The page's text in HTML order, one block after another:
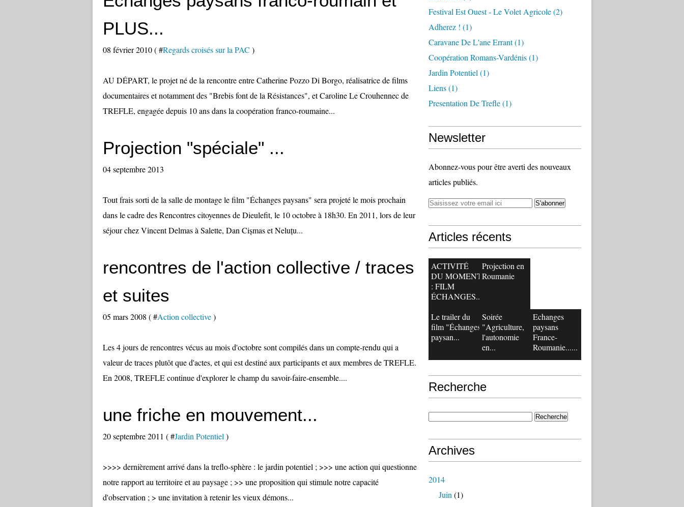
PLUS...
08 février 2010 ( #Regards croisés sur la PAC )
AU DÉPART, le projet né de la rencontre entre Catherine Pozzo Di Borgo, réalisatrice de films
documentaires et notamment des "Brebis font de la Résistances", et Caroline Le Crouhennec de
TREFLE, engagée depuis 10 ans dans la coopération franco-roumaine...
Projection "spéciale" ...
04 septembre 2013
Tout frais sorti de la salle de montage le film "Échanges paysans" sera projeté le mois prochain
dans le cadre des Rencontres citoyennes de Dieulefit, le 10 octobre à 18h30. En 2011, lors de leur
séjour chez Vincent Delmas à Salette, Dan Cișmas et Neluțu...
rencontres de l'action collective / traces
et suites
05 mars 2008 ( #Action collective)
Les 4 jours de rencontres vécus au mois d'octobre sont compilés dans un compte-rendu qui a
valeur de traces plutôt que d'actes, et qui est destiné aux participants et aux membres de TREFLE.
En 2008, TREFLE continue d'explorer le champ du savoir-faire-ensemble....
une friche en mouvement...
20 septembre 2011 ( #Jardin Potentiel )
>>>> dernièrement arrivé dans la treflo-sphère : le jardin potentiel ; >>> une action qui questionne
notre rapport au territoire et au paysage ; >> une proposition qui stimule notre capacité
d'observation ; > une invitation à retenir les vieux démons...
Festival Est Ouest - Le Volet Agricole(2)
Adherez ! (1)
Caravane De L'ane Errant(1)
Coopération Romans-Vardénis(1)
Jardin Potentiel (1)
Liens(1)
Presentation De Trefle(1)
Newsletter
Abonnez-vous pour être averti des nouveaux
articles publiés.
Articles récents
ACTIVITÉ
DU MOMENT
: FILM
ÉCHANGES...
Projection en
Roumanie
Le trailer du
film "Échanges
paysan...
Soirée
"Agriculture,
l'autonomie
en...
Echanges
paysans
France-
Roumanie......
Recherche
Archives
2014
Juin (1)